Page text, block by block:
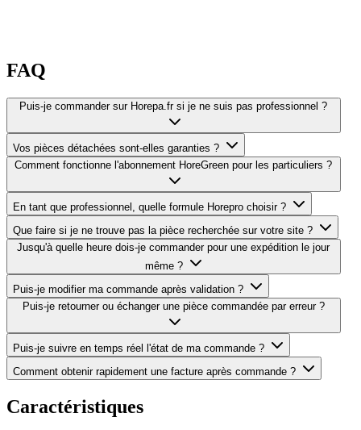
FAQ
Puis-je commander sur Horepa.fr si je ne suis pas professionnel ?
Vos pièces détachées sont-elles garanties ?
Comment fonctionne l'abonnement HoreGreen pour les particuliers ?
En tant que professionnel, quelle formule Horepro choisir ?
Que faire si je ne trouve pas la pièce recherchée sur votre site ?
Jusqu'à quelle heure dois-je commander pour une expédition le jour
même ?
Puis-je modifier ma commande après validation ?
Puis-je retourner ou échanger une pièce commandée par erreur ?
Puis-je suivre en temps réel l'état de ma commande ?
Comment obtenir rapidement une facture après commande ?
Caractéristiques